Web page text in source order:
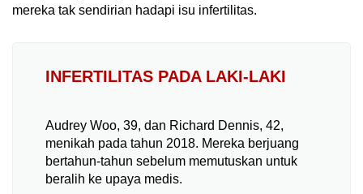
mereka tak sendirian hadapi isu infertilitas.
INFERTILITAS PADA LAKI-LAKI
Audrey Woo, 39, dan Richard Dennis, 42,
menikah pada tahun 2018. Mereka berjuang
bertahun-tahun sebelum memutuskan untuk
beralih ke upaya medis.